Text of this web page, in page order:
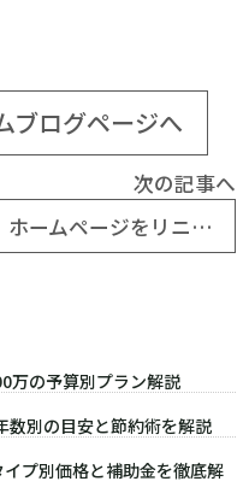
ブログページへ
次の記事へ
ホームページをリニューアルしました
万の予算別プラン解説
数別の目安と節約術を解説
プ別価格と補助金を徹底解